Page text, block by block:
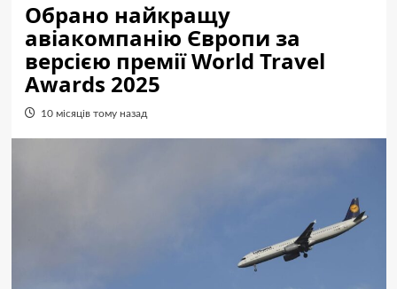
Обрано найкращу
авіакомпанію Європи за
версією премії World Travel
Awards 2025
10 місяців тому назад